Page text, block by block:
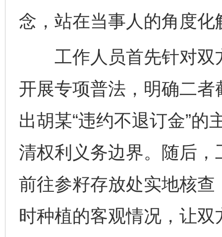
念，站在当事人的角度化
工作人员首先针对双方
开展专项普法，明确二
出胡某“违约不退订金”
清权利义务边界。随后
前往参籽存放处实地核
时种植的客观情况，让